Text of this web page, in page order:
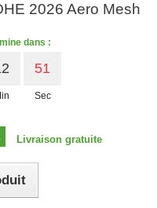
2026 Aero Mesh
dans :
50
Sec
Livraison gratuite